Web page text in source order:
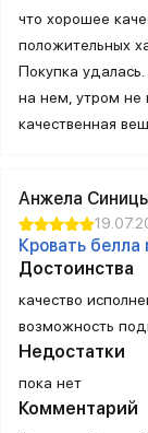
что хорошее
положительных
Покупка
на нем, утром не
качественная
Анжела
Кровать белла
Достоинства
качество
возможность
Недостатки
пока нет
Комментарий